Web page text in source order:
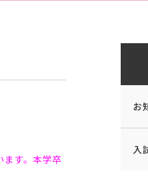
受験上お
る受験に
受験の振
ます。本学卒
お
入